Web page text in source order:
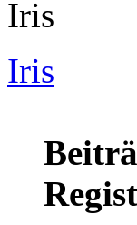
Iris
Iris